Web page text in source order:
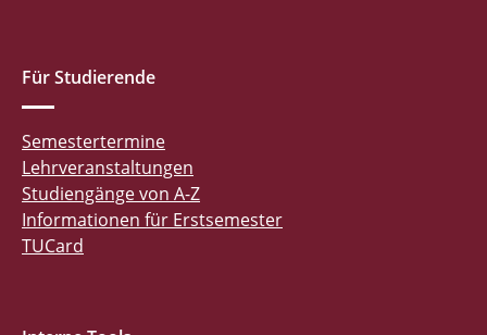
Für Studierende
Semestertermine
Lehrveranstaltungen
Studiengänge von A-Z
Informationen für Erstsemester
TUCard